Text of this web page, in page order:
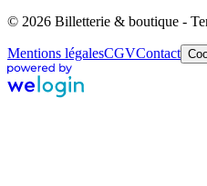
© 2026 Billetterie & boutique -
Mentions légalesCGVContact